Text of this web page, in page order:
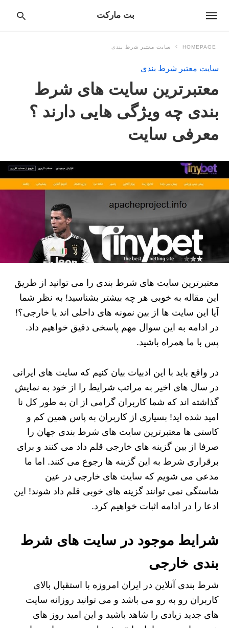
بت مارکت
HOMEPAGE سایت معتبر شرط بندی
سایت معتبر شرط بندی
معتبرترین سایت های شرط
بندی چه ویژگی هایی دارند ؟
معرفی سایت
معتبرترین سایت های شرط بندی را می توانید از طریق
این مقاله به خوبی هر چه بیشتر بشناسید! به نظر شما
آیا این سایت ها از بین نمونه های داخلی اند یا خارجی؟!
در ادامه به این سوال مهم پاسخی دقیق خواهیم داد.
پس با ما همراه باشید.
در واقع باید با این ادبیات بیان کنیم که سایت های ایرانی
در سال های اخیر به مراتب شرایط را از خود به نمایش
گذاشته اند که شما کاربران گرامی از ان به طور کل نا
امید شده اید! بسیاری از کاربران به پاس همین کم و
کاستی ها معتبرترین سایت های شرط بندی جهان را
صرفا از بین گزینه های خارجی قلم داد می کنند و برای
برقراری شرط به این گزینه ها رجوع می کنند. اما ما
مدعی می شویم که سایت های خارجی در عین
شاستگی نمی توانند گزینه های خوبی قلم داد شوند! این
ادعا را در ادامه اثبات خواهیم کرد.
شرایط موجود در سایت های شرط
بندی خارجی
شرط بندی آنلاین در ایران امروزه با استقبال بالای
کاربران رو به رو می باشد و می توانید روزانه سایت
های جدید زیادی را شاهد باشید و این امید روز های